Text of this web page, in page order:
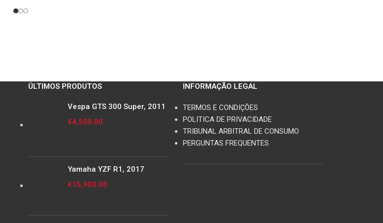
ÚLTIMOS PRODUTOS
Vespa GTS 300 Super, 2011
€4,500.00
Yamaha YZF R1, 2017
€15,900.00
INFORMAÇÃO LEGAL
TERMOS E CONDIÇÕES
POLITICA DE PRIVACIDADE
TRIBUNAL ARBITRAL DE CONSUMO
PERGUNTAS FREQUENTES